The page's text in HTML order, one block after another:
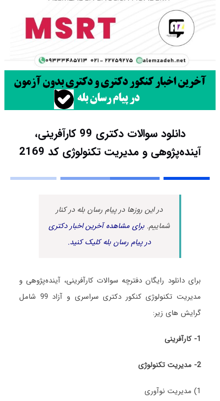
دانلود سوالات دکتری 99 کارآفرینی،
آینده‌پژوهی و مدیریت تکنولوژی کد 2169
در این روزها در پیام رسان بله در کنار
شماییم.برای مشاهده آخرین اخبار دکتری
در پیام رسان بله کلیک کنید.
برای دانلود رایگان دفترچه سوالات کارآفرینی، آینده‌پژوهی و
مدیریت تکنولوژی کنکور دکتری سراسری و آزاد 99 شامل
گرایش های‌ زیر:
1- کارآفرینی
2- مدیریت تکنولوژی
1) مدیریت نوآوری